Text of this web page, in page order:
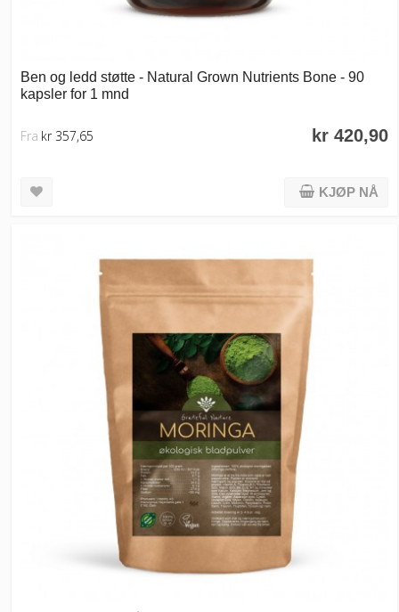
Ben og ledd støtte - Natural Grown Nutrients Bone - 90
kapsler for 1 mnd
kr 420,90
Fra kr 357,65
KJØP NÅ